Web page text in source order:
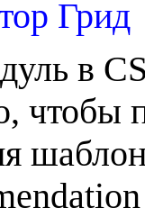
Грид
в
чтобы